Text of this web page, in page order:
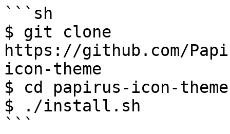
```sh
$ git clone
https://github.com/
icon-theme
$ cd papirus-icon-theme
$ ./install.sh
```